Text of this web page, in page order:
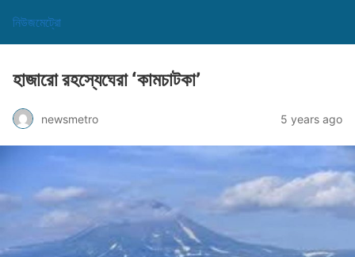
নিউজমেট্রো
হাজারো রহস্যেঘেরা ‘কামচাটকা’
newsmetro 5 years ago